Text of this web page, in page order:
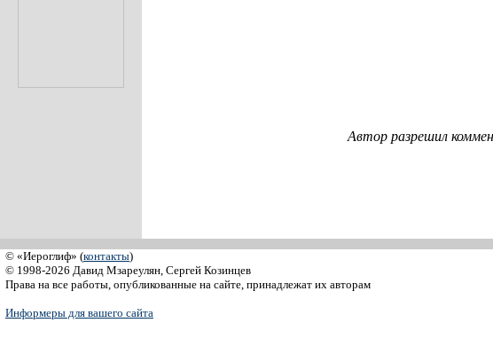
Автор разрешил
© «Иероглиф» (контакты)
© 1998-2026 Давид Мзареулян, Сергей Козинцев
Права на все работы, опубликованные на сайте, принадлежат их авторам
Информеры для вашего сайта